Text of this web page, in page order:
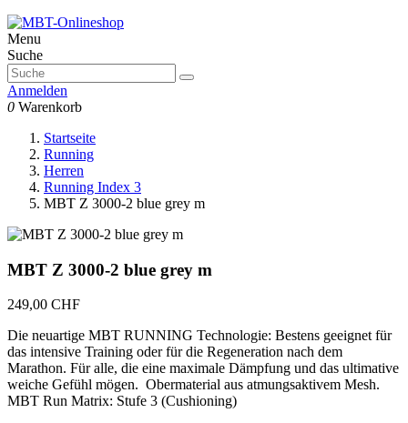
Menu
Suche
Anmelden
0 Warenkorb
Startseite
Running
Herren
Running Index 3
MBT Z 3000-2 blue grey m
MBT Z 3000-2 blue grey m
249,00 CHF
Die neuartige MBT RUNNING Technologie: Bestens geeignet für
das intensive Training oder für die Regeneration nach dem
Marathon. Für alle, die eine maximale Dämpfung und das ultimative
weiche Gefühl mögen. Obermaterial aus atmungsaktivem Mesh.
MBT Run Matrix: Stufe 3 (Cushioning)